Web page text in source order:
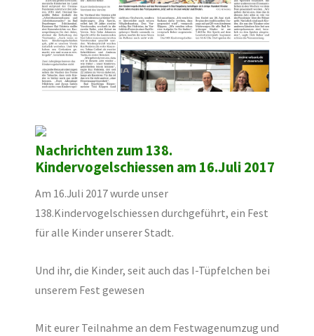
Nachrichten zum 138.
Kindervogelschiessen am 16.Juli 2017
Am 16.Juli 2017 wurde unser
138.Kindervogelschiessen durchgeführt, ein Fest
für alle Kinder unserer Stadt.
Und ihr, die Kinder, seit auch das I-Tüpfelchen bei
unserem Fest gewesen
Mit eurer Teilnahme an dem Festwagenumzug und